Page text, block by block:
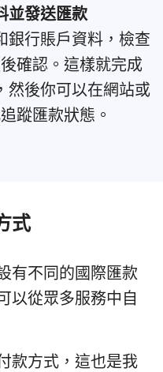
並發送匯款
銀行賬戶資料，檢查
確認。這樣就完成
然後你可以在網站或
蹤匯款狀態。
式
有不同的國際匯款
以從眾多服務中自
款方式，這也是我